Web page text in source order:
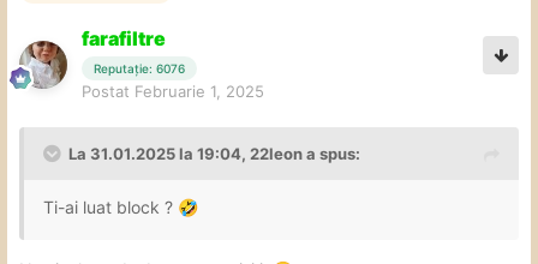
farafiltre
Reputație: 6076
Postat Februarie 1, 2025
La 31.01.2025 la 19:04, 22leona spus:
Ti-ai luat block ? 🤣